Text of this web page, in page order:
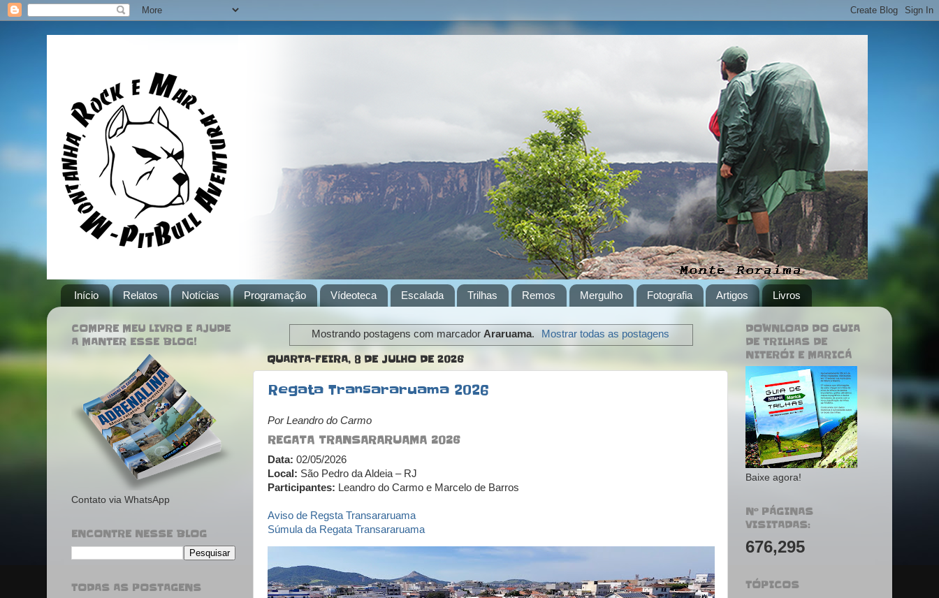
Início Relatos Notícias Programação Vídeoteca Escalada Trilhas Remos Mergulho Fotografia Artigos Livros
Mostrando postagens com marcadorAraruama. Mostrar todas as postagens
QUARTA-FEIRA, 8 DE JULHO DE 2026
Regata Transararuama 2026
Por Leandro do Carmo
REGATA TRANSARARUAMA 2026
Data: 02/05/2026
Local: São Pedro da Aldeia – RJ
Participantes: Leandro do Carmo e Marcelo de Barros
Aviso de Regsta Transararuama
Súmula da Regata Transararuama
COMPRE MEU LIVRO E AJUDE
A MANTER ESSE BLOG!
Contato via WhatsApp
ENCONTRE NESSE BLOG
TODAS AS POSTAGENS
DOWNLOAD DO GUIA
DE TRILHAS DE
NITERÓI E MARICÁ
Baixe agora!
Nº PÁGINAS
VISITADAS:
676,295
TÓPICOS